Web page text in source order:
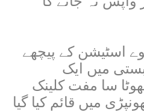
اسٹیشن کے پیچھے
میں ایک
سا مفت کلینک
میں قائم کیا گیا